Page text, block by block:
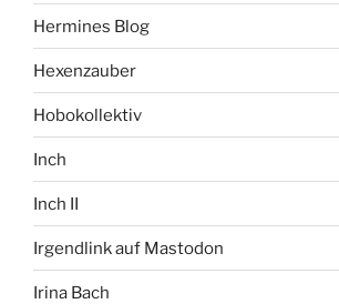
Hermines Blog
Hexenzauber
Hobokollektiv
Inch
Inch II
Irgendlink auf Mastodon
Irina Bach